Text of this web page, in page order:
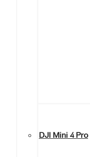
DJI Mini 4 Pro